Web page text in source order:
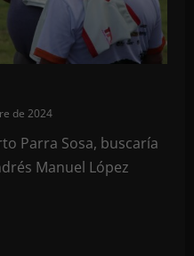
de 2024
Parra Sosa, buscaría
Manuel López